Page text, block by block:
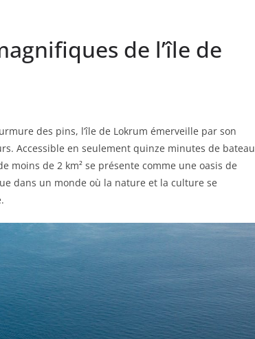
de l’île de
des pins, l’île de Lokrum émerveille par son
Accessible en seulement quinze minutes de bateau
de 2 km² se présente comme une oasis de
dans un monde où la nature et la culture se